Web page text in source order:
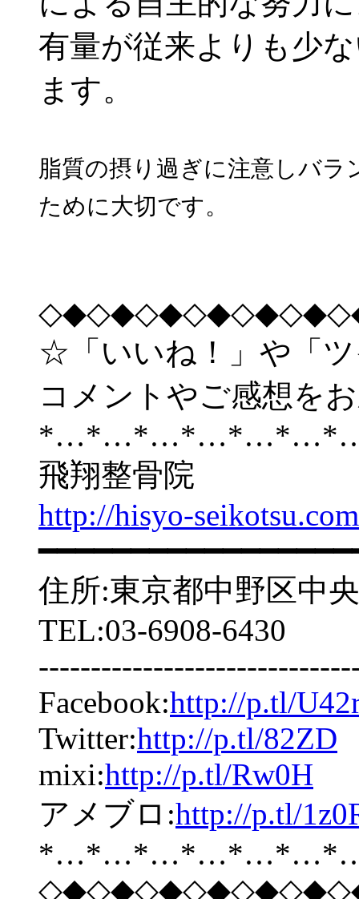
有量が従来よりも少
ます。
脂質の摂り過ぎに注意しバ
ために大切です。
☆「いいね！」や「
コメントやご感想を
飛翔整骨院
http://hisyo-
住所:東京都中野区中
TEL:03-6908-6430
Facebook:http://p.tl/
Twitter:http://p.tl/82ZD
mixi:http://p.tl/Rw0H
アメブロ:http://p.tl/